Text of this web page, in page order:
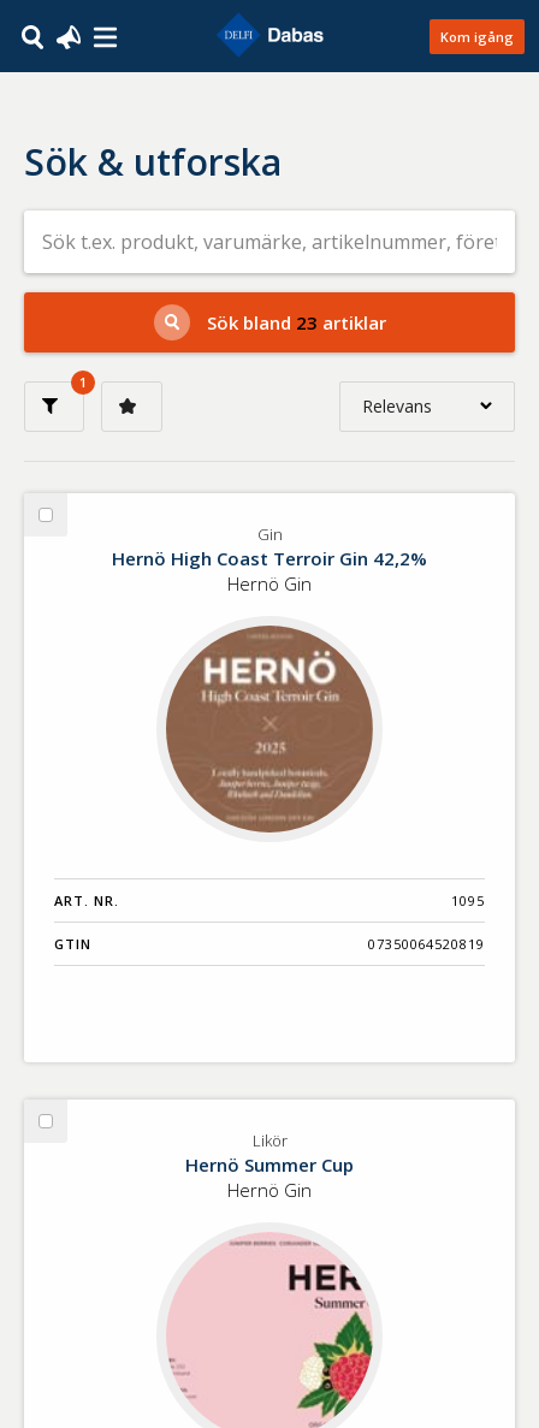
Kom igång
Sök & utforska
Sök
efter
livsmedel
på
t.ex.
produkt,
varumärke,
artikelnummer,
Sök bland 23 artiklar
1
Relevans
Benämning A-
Välj
Gin
Hernö High Coast Terroir Gin 42,2%
Hernö Gin
ART. NR. 1095
GTIN 07350064520819
Välj
Likör
Hernö Summer Cup
Hernö Gin